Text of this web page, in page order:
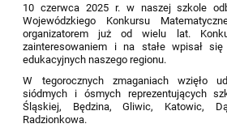
10 czerwca 2025 r. w naszej szkole
Wojewódzkiego Konkursu
organizatorem już od wielu lat.
zainteresowaniem i na stałe wpisał
edukacyjnych naszego regionu.
W tegorocznych zmaganiach wzięło
siódmych i ósmych reprezentujących
Śląskiej, Będzina, Gliwic, Katowic,
Radzionkowa.